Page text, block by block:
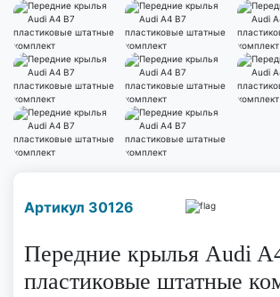
Артикул 30126
Передние крылья Audi
пластиковые штатные